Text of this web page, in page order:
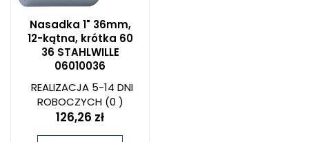
Nasadka 1" 36mm,
12-kątna, krótka 60
36 STAHLWILLE
06010036
REALIZACJA 5-14 DNI
ROBOCZYCH(0 )
126,26 zł